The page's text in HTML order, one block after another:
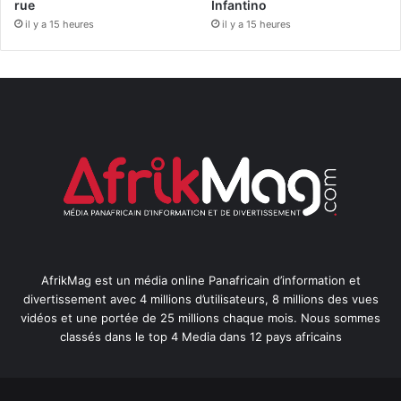
rue
il y a 15 heures
Infantino
il y a 15 heures
AfrikMag est un média online Panafricain d’information et
divertissement avec 4 millions d’utilisateurs, 8 millions des vues
vidéos et une portée de 25 millions chaque mois. Nous sommes
classés dans le top 4 Media dans 12 pays africains